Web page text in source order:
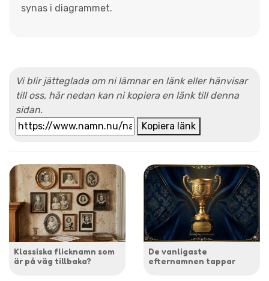
synas i diagrammet.
Vi blir jätteglada om ni lämnar en länk eller hänvisar
till oss, här nedan kan ni kopiera en länk till denna
sidan.
Kopiera länk
Klassiska flicknamn som
är på väg tillbaka?
De vanligaste
efternamnen tappar